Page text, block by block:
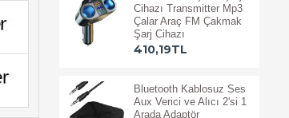
Cihazı Transmitter Mp3
Çalar Araç FM Çakmak
Şarj Cihazı
410,19TL
Bluetooth Kablosuz Ses
Aux Verici ve Alıcı 2'si 1
Arada Adaptör